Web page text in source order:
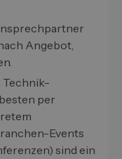
Angebot,
Technik-
per
Events
sind ein